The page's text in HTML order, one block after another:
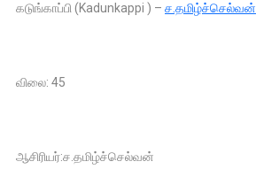
கடுங்காப்பி (Kadunkappi ) – ச.தமிழ்ச்செல்வன்
விலை: 45
ஆசிரியர்:ச.தமிழ்ச்செல்வன்